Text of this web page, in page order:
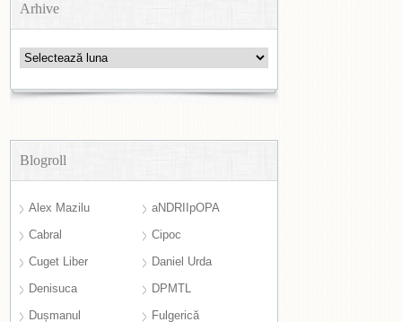
Arhive
Arhive
Blogroll
Alex Mazilu
aNDRIIpOPA
Cabral
Cipoc
Cuget Liber
Daniel Urda
Denisuca
DPMTL
Dușmanul
Fulgerică